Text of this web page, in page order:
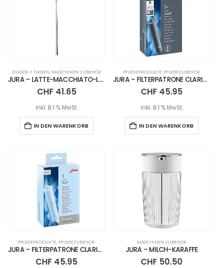
GLÄSER + TASSEN, MASCHINEN ZUBEHÖR
JURA – LATTE-MACCHIATO-LÖFFEL – 6ER SET
CHF 41.65
inkl. 8.1 % MwSt.
IN DEN WARENKORB
PFLEGEPRODUKTE, PFLEGEZUBEHÖR
JURA – FILTERPATRONE CLARIS SMART+ / 3ER SET
CHF 45.95
inkl. 8.1 % MwSt.
IN DEN WARENKORB
PFLEGEPRODUKTE, PFLEGEZUBEHÖR
JURA – FILTERPATRONE CLARIS BLUE+ / 3ER SET
CHF 45.95
MASCHINEN ZUBEHÖR
JURA – MILCH-KARAFFE
CHF 50.50